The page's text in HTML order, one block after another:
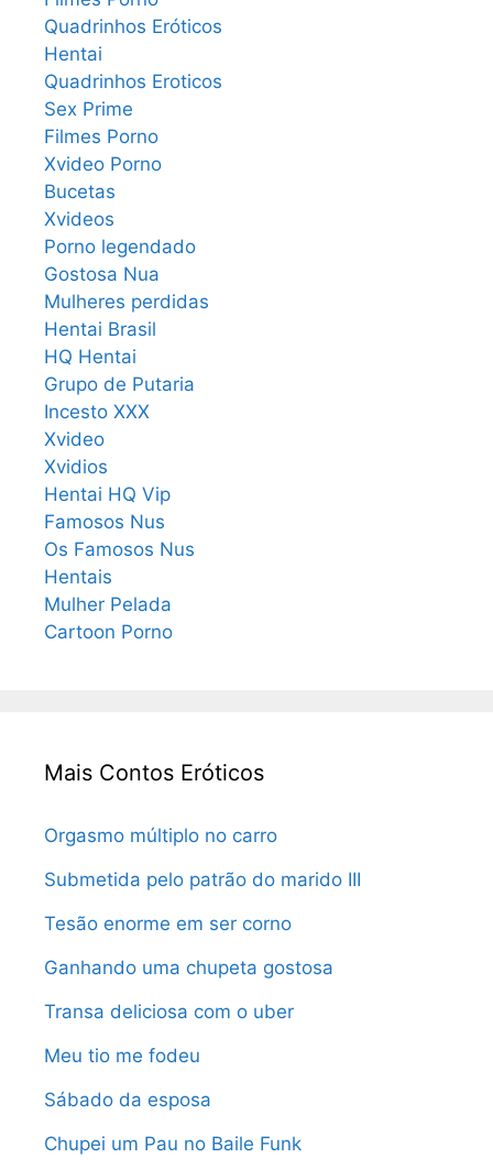
Quadrinhos Eróticos
Hentai
Quadrinhos Eroticos
Sex Prime
Filmes Porno
Xvideo Porno
Bucetas
Xvideos
Porno legendado
Gostosa Nua
Mulheres perdidas
Hentai Brasil
HQ Hentai
Grupo de Putaria
Incesto XXX
Xvideo
Xvidios
Hentai HQ Vip
Famosos Nus
Os Famosos Nus
Hentais
Mulher Pelada
Cartoon Porno
Mais Contos Eróticos
Orgasmo múltiplo no carro
Submetida pelo patrão do marido III
Tesão enorme em ser corno
Ganhando uma chupeta gostosa
Transa deliciosa com o uber
Meu tio me fodeu
Sábado da esposa
Chupei um Pau no Baile Funk